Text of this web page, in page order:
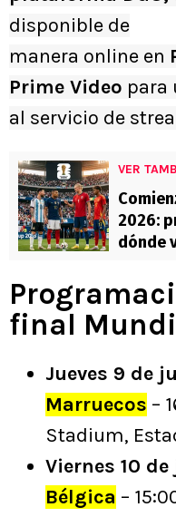
disponible de
manera online en
Prime Video para
al servicio de
VER
2026:
dónde
final
Jueves 9 de
Marruecos –
Stadium,
Viernes 10
Bélgica –